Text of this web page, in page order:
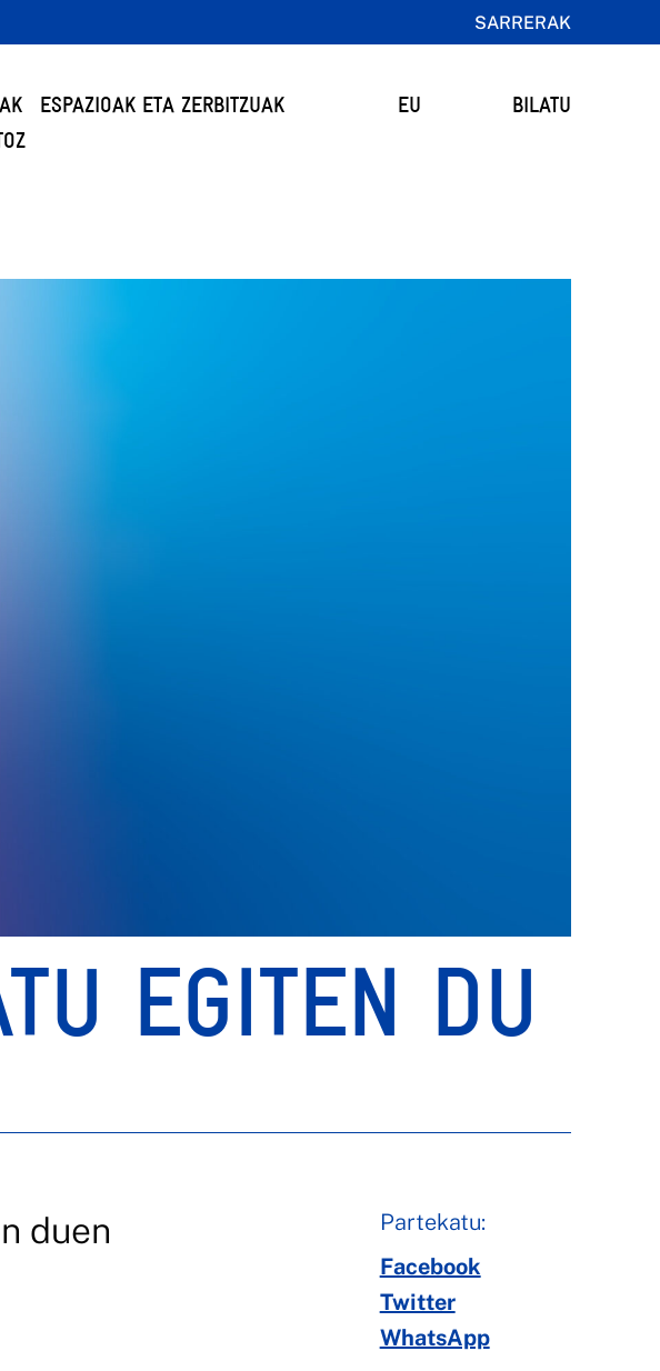
SARRERAK
ESPAZIOAK ETA ZERBITZUAK
EU BILATU
EGITEN DU
duen
Partekatu:
Facebook
Twitter
WhatsApp